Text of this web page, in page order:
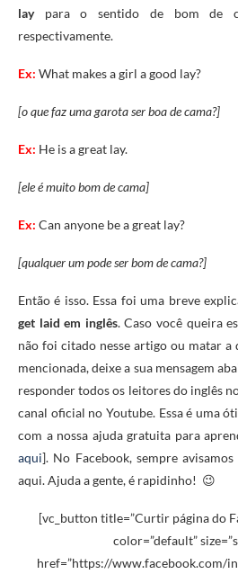
laypara o sentido de bom de
respectivamente.
Ex: What makes a girl a good lay?
[o que faz uma garota ser boa de cama?]
Ex: He is a great lay.
[ele é muito bom de cama]
Ex: Can anyone be a great lay?
[qualquer um pode ser bom de cama?]
Então é isso. Essa foi uma breve
get laid em inglês. Caso você queira
não foi citado nesse artigo ou matar a
mencionada, deixe a sua mensagem
responder todos os leitores do inglês
canal oficial no Youtube. Essa é uma
com a nossa ajuda gratuita para
aqui]. No Facebook, sempre
aqui. Ajuda a gente, é rapidinho! 😉
[vc_button title=”Curtir página do
color=”default”
href=”https://www.facebook.com/